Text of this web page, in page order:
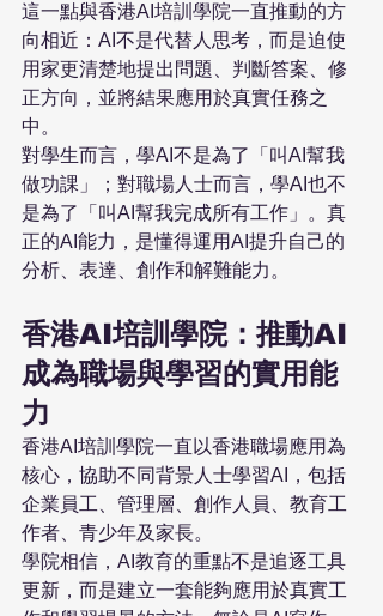
這一點與香港AI培訓學院一直推動的方
向相近：AI不是代替人思考，而是迫使
用家更清楚地提出問題、判斷答案、修
正方向，並將結果應用於真實任務之
中。
對學生而言，學AI不是為了「叫AI幫我
做功課」；對職場人士而言，學AI也不
是為了「叫AI幫我完成所有工作」。真
正的AI能力，是懂得運用AI提升自己的
分析、表達、創作和解難能力。
香港AI培訓學院：推動AI
成為職場與學習的實用能
力
香港AI培訓學院一直以香港職場應用為
核心，協助不同背景人士學習AI，包括
企業員工、管理層、創作人員、教育工
作者、青少年及家長。
學院相信，AI教育的重點不是追逐工具
更新，而是建立一套能夠應用於真實工